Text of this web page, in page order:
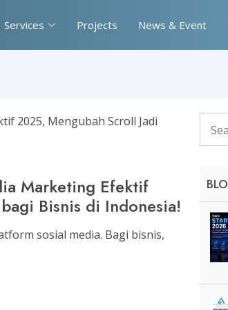
Services Projects News & Event
Marketing Efektif
Bisnis di Indonesia!
sosial media. Bagi bisnis,